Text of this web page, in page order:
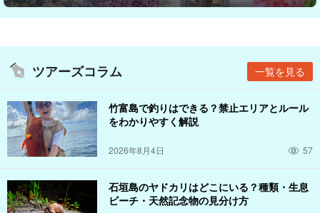
ツアーズコラム 一覧を見る
竹富島で釣りはできる？禁止エリアとルール
をわかりやすく解説
2026年8月4日 57
石垣島のヤドカリはどこにいる？種類・生息
ビーチ・天然記念物の見分け方